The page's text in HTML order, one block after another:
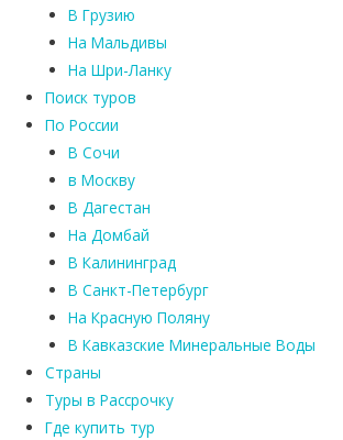
В Грузию
На Мальдивы
На Шри-Ланку
Поиск туров
По России
В Сочи
в Москву
В Дагестан
На Домбай
В Калининград
В Санкт-Петербург
На Красную Поляну
В Кавказские Минеральные Воды
Страны
Туры в Рассрочку
Где купить тур